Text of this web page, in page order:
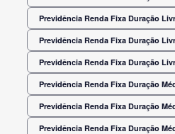
Previdência Renda Fixa Duração
Previdência Renda Fixa Duração
Previdência Renda Fixa Duração
Previdência Renda Fixa Duração
Previdência Renda Fixa Duração
Previdência Renda Fixa Duração